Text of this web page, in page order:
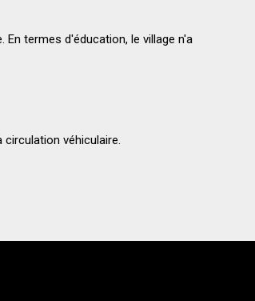
termes d'éducation, le village n'a
circulation véhiculaire.